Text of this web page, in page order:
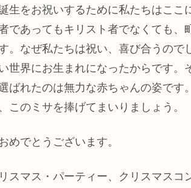
生をお祝いするために私たちはこ
であってもキリスト者でなくても
。なぜ私たちは祝い、喜び合うので
世界にお生まれになったからです。
ばれたのは無力な赤ちゃんの姿で
このミサを捧げてまいりましょう。
めでとうございます。
スマス・パーティー、クリスマス